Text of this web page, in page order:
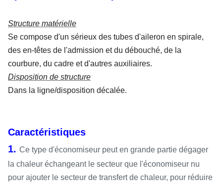
Structure matérielle
Se compose d'un sérieux des tubes d'aileron en spirale,
des en-têtes de l'admission et du débouché, de la
courbure, du cadre et d'autres auxiliaires.
Disposition de structure
Dans la ligne/disposition décalée.
Caractéristiques
1. Ce type d'économiseur peut en grande partie dégager
la chaleur échangeant le secteur que l'économiseur nu
pour ajouter le secteur de transfert de chaleur, pour réduire